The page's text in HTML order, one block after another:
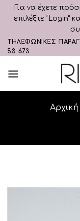
Για να έχετε
επιλέξτε "Login"
Skip
to
ΤΗΛΕΦΩΝΙΚΕΣ
53 673